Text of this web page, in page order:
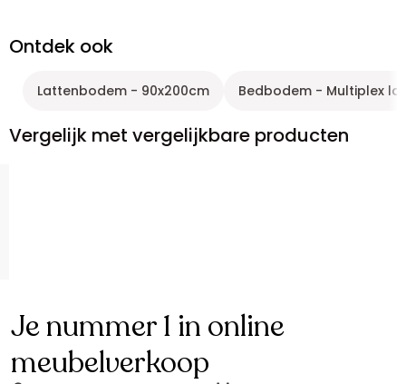
Ontdek ook
Lattenbodem - 90x200cm Bedbodem - Multiplex
Vergelijk met vergelijkbare producten
Je nummer 1 in online
meubelverkoop